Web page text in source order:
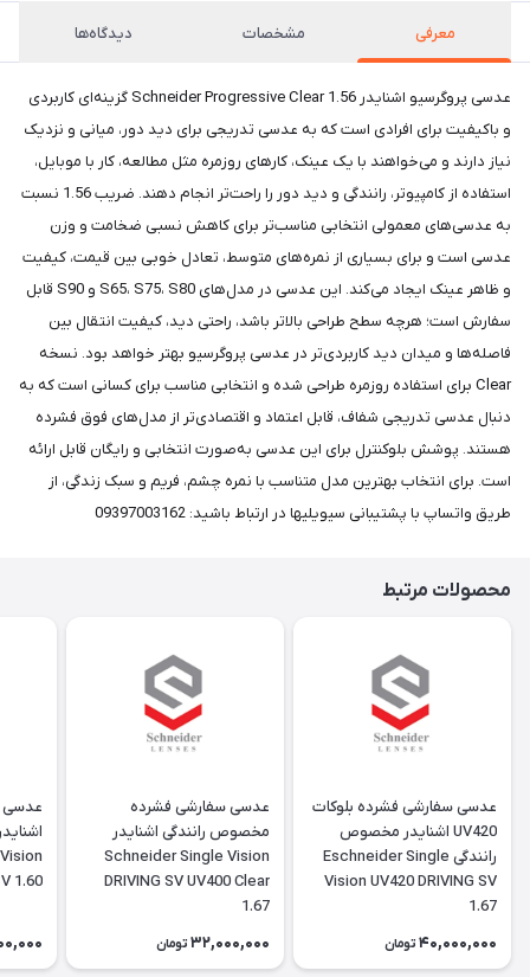
معرفی مشخصات دیدگاه‌ها
عدسی پروگرسیو اشنایدر Schneider Progressive Clear 1.56 گزینه‌ای کاربردی
و باکیفیت برای افرادی است که به عدسی تدریجی برای دید دور، میانی و نزدیک
نیاز دارند و می‌خواهند با یک عینک، کارهای روزمره مثل مطالعه، کار با موبایل،
استفاده از کامپیوتر، رانندگی و دید دور را راحت‌تر انجام دهند. ضریب 1.56 نسبت
به عدسی‌های معمولی انتخابی مناسب‌تر برای کاهش نسبی ضخامت و وزن
عدسی است و برای بسیاری از نمره‌های متوسط، تعادل خوبی بین قیمت، کیفیت
و ظاهر عینک ایجاد می‌کند. این عدسی در مدل‌های S65، S75، S80 و S90 قابل
سفارش است؛ هرچه سطح طراحی بالاتر باشد، راحتی دید، کیفیت انتقال بین
فاصله‌ها و میدان دید کاربردی‌تر در عدسی پروگرسیو بهتر خواهد بود. نسخه
Clear برای استفاده روزمره طراحی شده و انتخابی مناسب برای کسانی است که به
دنبال عدسی تدریجی شفاف، قابل اعتماد و اقتصادی‌تر از مدل‌های فوق فشرده
هستند. پوشش بلوکنترل برای این عدسی به‌صورت انتخابی و رایگان قابل ارائه
است. برای انتخاب بهترین مدل متناسب با نمره چشم، فریم و سبک زندگی، از
طریق واتساپ با پشتیبانی سیویلیها در ارتباط باشید: 09397003162
محصولات مرتبط
عدسی سفارشی فشرده بلوکات
UV420 اشنایدر مخصوص
رانندگی Eschneider Single
Vision UV420 DRIVING SV
1.67
40,000,000 تومان
عدسی سفارشی فشرده
مخصوص رانندگی اشنایدر
Schneider Single Vision
DRIVING SV UV400 Clear
1.67
32,000,000 تومان
1.60